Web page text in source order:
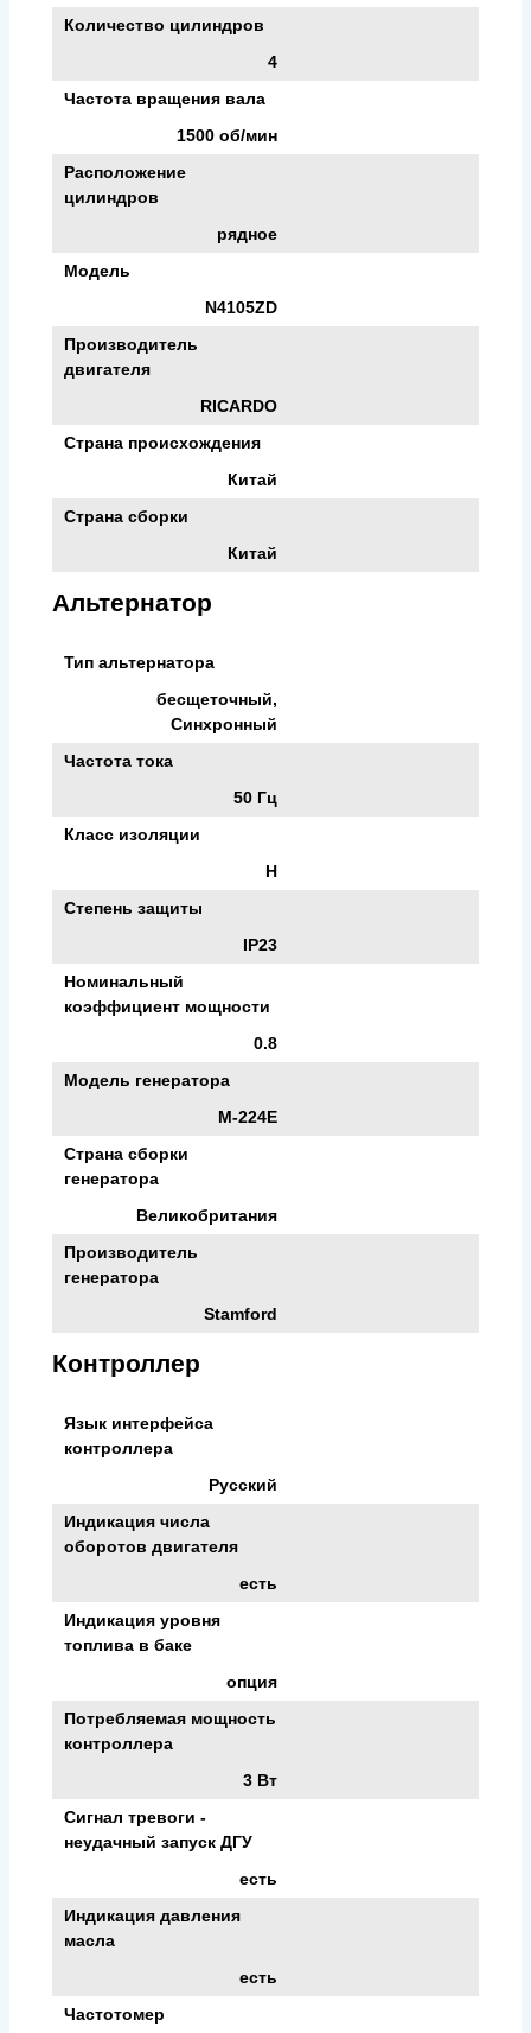
Количество цилиндров
4
Частота вращения вала
1500 об/мин
Расположение
цилиндров
рядное
Модель
N4105ZD
Производитель
двигателя
RICARDO
Страна происхождения
Китай
Страна сборки
Китай
Альтернатор
Тип альтернатора
бесщеточный,
Синхронный
Частота тока
50 Гц
Класс изоляции
H
Степень защиты
IP23
Номинальный
коэффициент мощности
0.8
Модель генератора
M-224E
Страна сборки
генератора
Великобритания
Производитель
генератора
Stamford
Контроллер
Язык интерфейса
контроллера
Русский
Индикация числа
оборотов двигателя
есть
Индикация уровня
топлива в баке
опция
Потребляемая мощность
контроллера
3 Вт
Сигнал тревоги -
неудачный запуск ДГУ
есть
Индикация давления
масла
есть
Частотомер